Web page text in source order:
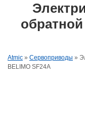
Atmic » Сервоприводы »
BELIMO SF24A